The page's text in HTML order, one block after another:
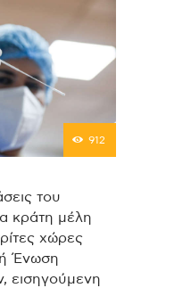
912
του
κράτη μέλη
χώρες
Ένωση
εισηγούμενη